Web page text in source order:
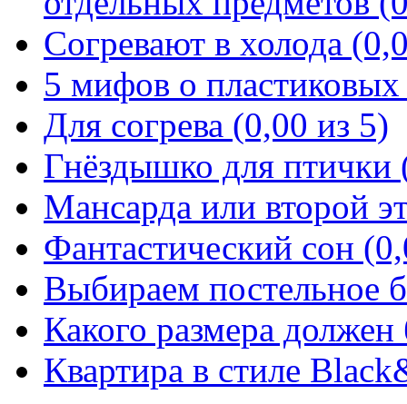
Согревают в холода
5 мифов о
Для согрева (0,00 из 5)
Гнёздышко для птички
Мансарда или второй
Фантастический сон
Выбираем постельное
Какого размера
Квартира в стиле